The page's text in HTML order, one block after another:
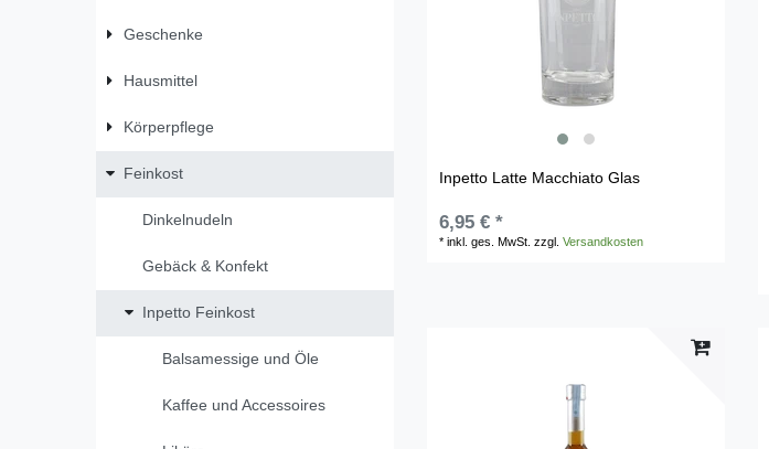
Geschenke
Hausmittel
Körperpflege
Feinkost
Dinkelnudeln
Gebäck & Konfekt
Inpetto Feinkost
Balsamessige und Öle
Kaffee und Accessoires
Inpetto Latte Macchiato Glas
6,95 € *
*inkl. ges. MwSt. zzgl.Versandkosten